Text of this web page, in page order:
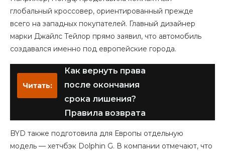
глобальный кроссовер, ориентированный прежде
всего на западных покупателей. Главный дизайнер
марки Джайлс Тейлор прямо заявил, что автомобиль
создавался именно под европейские города.
Читать:
Как вернуть права
после окончания
срока лишения?
Правила возврата
BYD также подготовила для Европы отдельную
модель — хетчбэк Dolphin G. В компании отмечают, что